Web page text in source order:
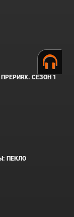
СЕЗОН 1
ПЕКЛО